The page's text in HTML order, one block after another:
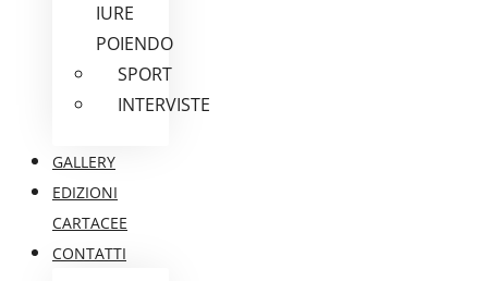
IURE
POIENDO
SPORT
INTERVISTE
GALLERY
EDIZIONI
CARTACEE
CONTATTI